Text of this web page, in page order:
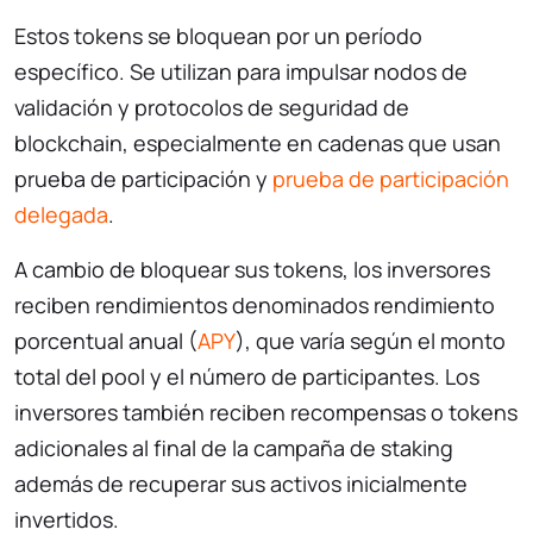
Estos tokens se bloquean por un período
específico. Se utilizan para impulsar nodos de
validación y protocolos de seguridad de
blockchain, especialmente en cadenas que usan
prueba de participación y prueba de participación
delegada.
A cambio de bloquear sus tokens, los inversores
reciben rendimientos denominados rendimiento
porcentual anual (APY), que varía según el monto
total del pool y el número de participantes. Los
inversores también reciben recompensas o tokens
adicionales al final de la campaña de staking
además de recuperar sus activos inicialmente
invertidos.